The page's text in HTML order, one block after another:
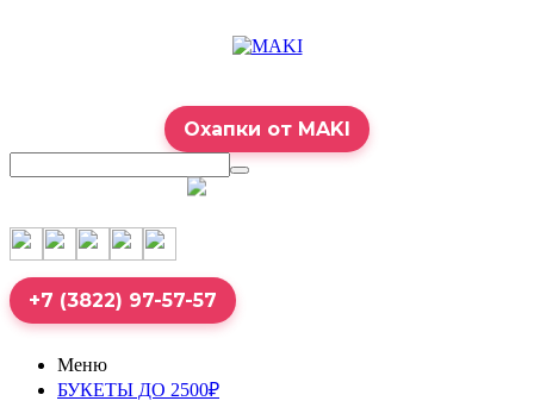
Охапки от MAKI
+7 (3822) 97-57-57
Меню
БУКЕТЫ ДО 2500₽